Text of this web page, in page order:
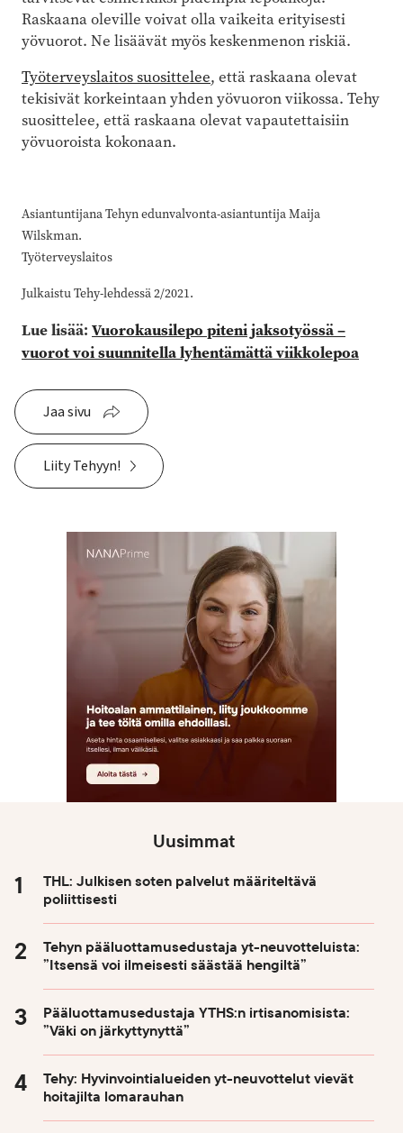
Raskaana oleville voivat olla vaikeita erityisesti
yövuorot. Ne lisäävät myös keskenmenon riskiä.
Työterveyslaitos suosittelee, että raskaana olevat
tekisivät korkeintaan yhden yövuoron viikossa. Tehy
suosittelee, että raskaana olevat vapautettaisiin
yövuoroista kokonaan.
Asiantuntijana Tehyn edunvalvonta-asiantuntija Maija
Wilskman.
Työterveyslaitos
Julkaistu Tehy-lehdessä 2/2021.
Lue lisää: Vuorokausilepo piteni jaksotyössä –
vuorot voi suunnitella lyhentämättä viikkolepoa
Jaa sivu
Liity Tehyyn!
Uusimmat
THL: Julkisen soten palvelut määriteltävä
poliittisesti
Tehyn pääluottamusedustaja yt-neuvotteluista:
”Itsensä voi ilmeisesti säästää hengiltä”
Pääluottamusedustaja YTHS:n irtisanomisista:
”Väki on järkyttynyttä”
Tehy: Hyvinvointialueiden yt-neuvottelut vievät
hoitajilta lomarauhan